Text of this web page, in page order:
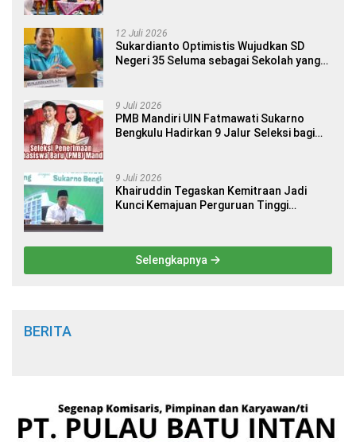
12 Juli 2026
Sukardianto Optimistis Wujudkan SD
Negeri 35 Seluma sebagai Sekolah yang
9 Juli 2026
PMB Mandiri UIN Fatmawati Sukarno
Bengkulu Hadirkan 9 Jalur Seleksi bagi
9 Juli 2026
Khairuddin Tegaskan Kemitraan Jadi
Kunci Kemajuan Perguruan Tinggi
Selengkapnya
BERITA